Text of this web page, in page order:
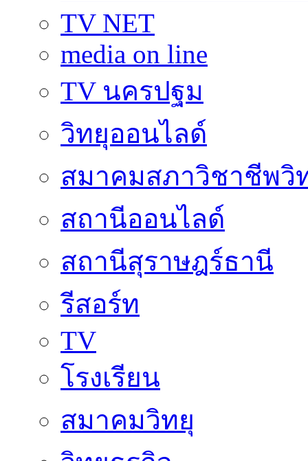
TV NET
media on line
TV นครปฐม
วิทยุออนไลด์
สมาคมสภาวิชาชีพวิ
สถานีออนไลด์
สถานีสุราษฎร์ธานี
รีสอร์ท
TV
โรงเรียน
สมาคมวิทยุ